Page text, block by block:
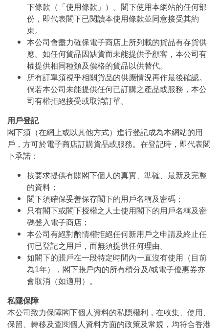
下條款（「使用條款」）。閣下使用本網站的任何部
份，即代表閣下已閱讀本使用條款並同意接受其約
束。
本公司會盡力確保電子商店上所列載的貨品有存貨供
應。如任何貨品因缺貨而未能提供予顧客，本公司有
權提供相同種類及價格的貨品以供替代。
所有訂單須視乎相關貨品的供應情況再作最後確認。
倘若本公司未能提供任何已訂購之產品或服務，本公
司有權拒絕接受或取消訂單。
用戶登記
閣下須（在網上或以其他方式）進行登記成為本網站的用
戶，方可於電子商店訂購貨品或服務。在登記時，即代表閣
下承諾：
按要求提供有關閣下個人的真實、準確、最新及完整
的資料；
閣下須確保妥善保存閣下的用戶名稱及密碼；
只有閣下或閣下授權之人士使用閣下的用戶名稱及密
碼登入電子商店；
本公司有絕對酌情權拒絕任何新用戶之申請及終止任
何已登記之用戶，而無須提供任何理由。
如閣下的賬戶在一段特定時間內一直沒有使用（目前
為1年），閣下賬戶內的所有積分及/或電子優惠券亦
會取消（如適用）。
私隱保障
本公司致力保障閣下個人資料的私隱權利，在收集、使用、
保留、轉移及查閱個人資料方面的政策及常規，均符合香港